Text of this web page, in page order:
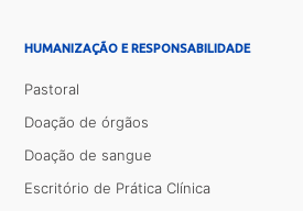
HUMANIZAÇÃO E RESPONSABILIDADE
Pastoral
Doação de órgãos
Doação de sangue
Escritório de Prática Clínica